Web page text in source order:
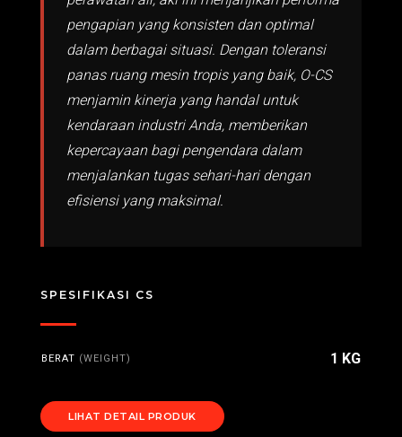
pengapian yang konsisten dan optimal
dalam berbagai situasi. Dengan toleransi
panas ruang mesin tropis yang baik, O-CS
menjamin kinerja yang handal untuk
kendaraan industri Anda, memberikan
kepercayaan bagi pengendara dalam
menjalankan tugas sehari-hari dengan
efisiensi yang maksimal.
SPESIFIKASI CS
BERAT (WEIGHT) 1 KG
LIHAT DETAIL PRODUK